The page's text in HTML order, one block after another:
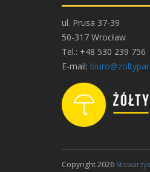
ul. Prusa 37-39
50-317 Wrocław
Tel.: +48 530 239 756
E-mail:
Copyright 2026